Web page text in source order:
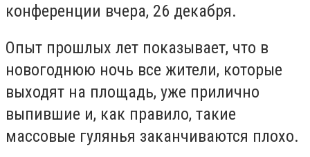
конференции вчера, 26 декабря.
Опыт прошлых лет показывает, что в
новогоднюю ночь все жители, которые
выходят на площадь, уже прилично
выпившие и, как правило, такие
массовые гулянья заканчиваются плохо.